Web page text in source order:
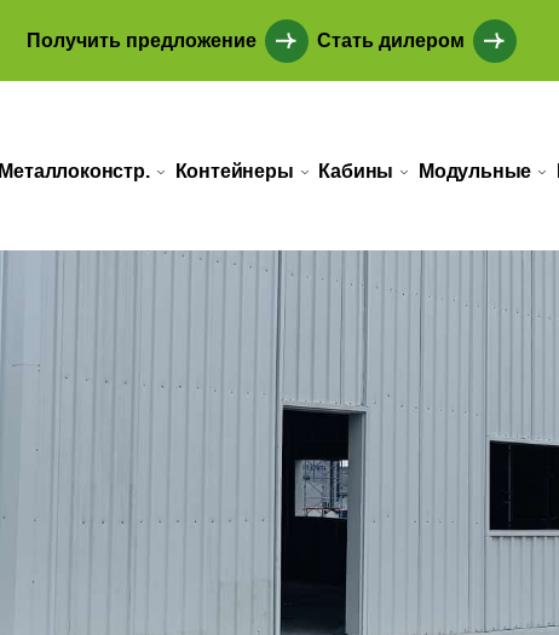
Получить предложение Стать дилером
Металлоконстр. Контейнеры Кабины Модульные